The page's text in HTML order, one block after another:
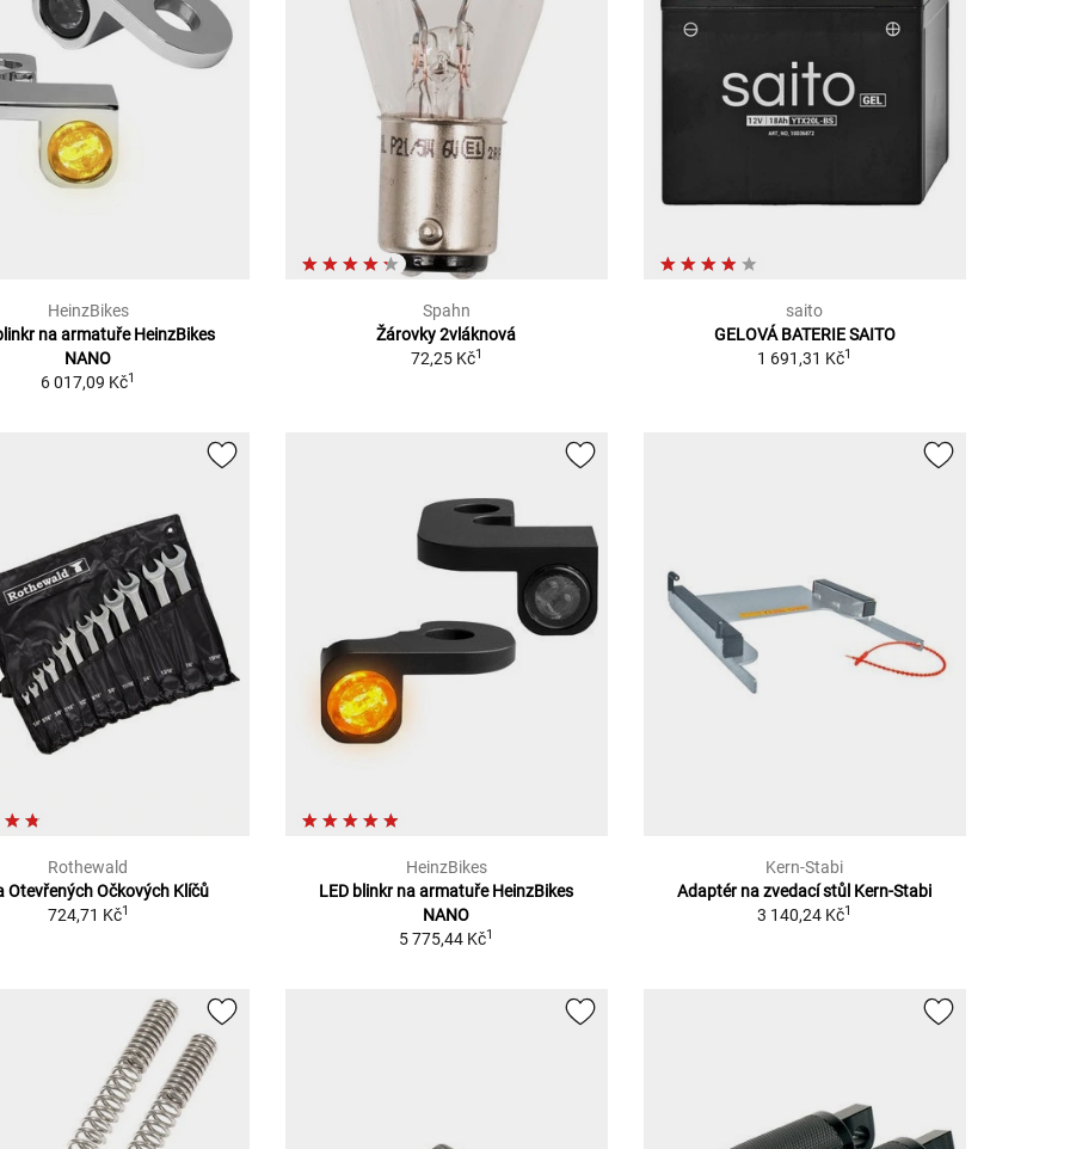
HeinzBikes
na armatuře HeinzBikes
NANO
6 017,09 Kč1
Spahn
Žárovky 2vláknová
72,25 Kč1
saito
GELOVÁ BATERIE SAITO
1 691,31 Kč1
Rothewald
Otevřených Očkových Klíčů
724,71 Kč1
HeinzBikes
LED blinkr na armatuře HeinzBikes
NANO
5 775,44 Kč1
Kern-Stabi
Adaptér na zvedací stůl Kern-Stabi
3 140,24 Kč1